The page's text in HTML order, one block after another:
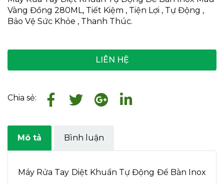
Vàng Đồng 280ML, Tiết Kiệm , Tiện Lợi , Tự Động ,
Bảo Vệ Sức Khỏe , Thanh Thúc.
LIÊN HỆ
Chia sẻ:
Mô tả Bình luận
Máy Rửa Tay Diệt Khuẩn Tự Động Để Bàn Inox